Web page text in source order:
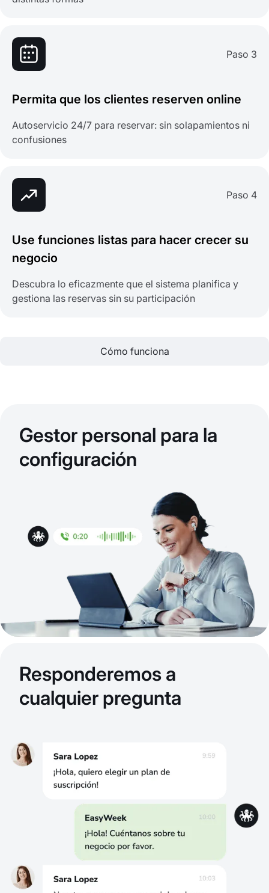
Paso 3
Permita que los clientes reserven online
Autoservicio 24/7 para reservar: sin solapamientos ni
confusiones
Paso 4
Use funciones listas para hacer crecer su
negocio
Descubra lo eficazmente que el sistema planifica y
gestiona las reservas sin su participación
Cómo funciona
Gestor personal para la
configuración
Responderemos a
cualquier pregunta